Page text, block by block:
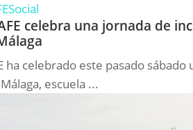
Social
celebra una jornada de
ha celebrado este pasado
escuela ...